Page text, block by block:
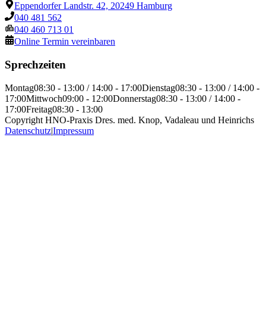
Eppendorfer Landstr. 42, 20249 Hamburg
040 481 562
040 460 713 01
Online Termin vereinbaren
Sprechzeiten
Montag08:30 - 13:00 / 14:00 - 17:00Dienstag08:30 - 13:00 / 14:00 -
17:00Mittwoch09:00 - 12:00Donnerstag08:30 - 13:00 / 14:00 -
17:00Freitag08:30 - 13:00
Copyright HNO-Praxis Dres. med. Knop, Vadaleau und Heinrichs
Datenschutz|Impressum